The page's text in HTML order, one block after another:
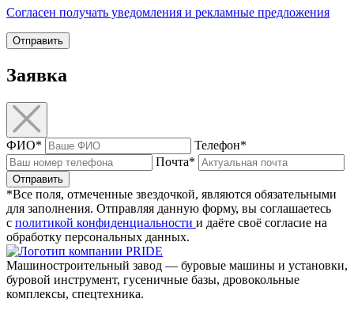
Согласен получать уведомления и рекламные предложения
Отправить
Заявка
ФИО*
Телефон*
Почта*
Отправить
*Все поля, отмеченные звездочкой, являются обязательными
для заполнения. Отправляя данную форму, вы соглашаетесь
с политикой конфиденциальности и даёте своё согласие на
обработку персональных данных.
Машиностроительный завод — буровые машины и установки,
буровой инструмент, гусеничные базы, дровокольные
комплексы, спецтехника.